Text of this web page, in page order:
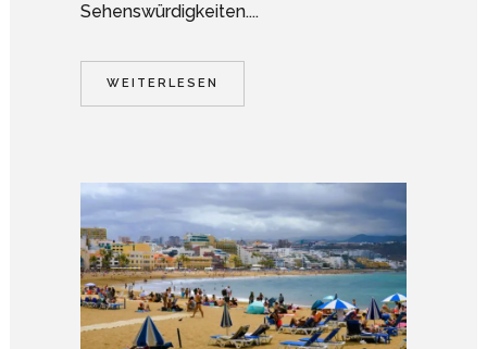
Sehenswürdigkeiten....
WEITERLESEN